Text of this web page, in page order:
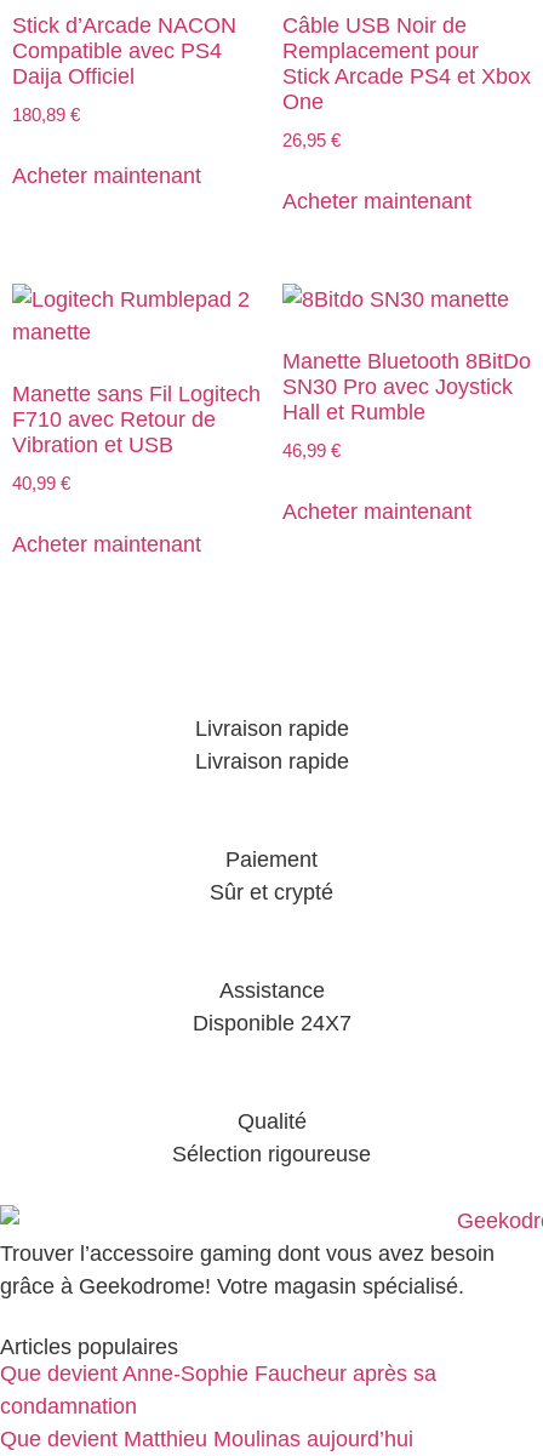
Stick d’Arcade NACON
Compatible avec PS4
Daija Officiel
180,89 €
Acheter maintenant
Câble USB Noir de
Remplacement pour
Stick Arcade PS4 et Xbox
One
26,95 €
Acheter maintenant
Manette sans Fil Logitech
F710 avec Retour de
Vibration et USB
40,99 €
Acheter maintenant
Manette Bluetooth 8BitDo
SN30 Pro avec Joystick
Hall et Rumble
46,99 €
Acheter maintenant
Livraison rapide
Livraison rapide
Paiement
Sûr et crypté
Assistance
Disponible 24X7
Qualité
Sélection rigoureuse
Trouver l’accessoire gaming dont vous avez besoin
grâce à Geekodrome! Votre magasin spécialisé.
Articles populaires
Que devient Anne-Sophie Faucheur après sa
condamnation
Que devient Matthieu Moulinas aujourd’hui